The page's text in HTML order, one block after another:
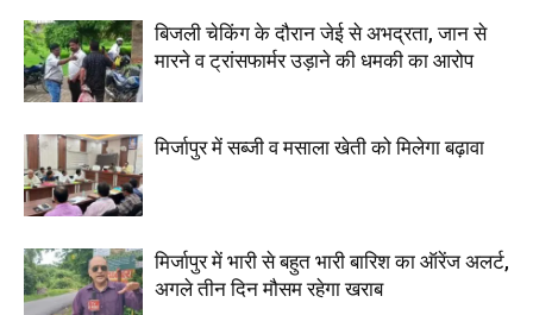
बिजली चेकिंग के दौरान जेई से अभद्रता, जान से
मारने व ट्रांसफार्मर उड़ाने की धमकी का आरोप
मिर्जापुर में सब्जी व मसाला खेती को मिलेगा बढ़ावा
मिर्जापुर में भारी से बहुत भारी बारिश का ऑरेंज अलर्ट,
अगले तीन दिन मौसम रहेगा खराब